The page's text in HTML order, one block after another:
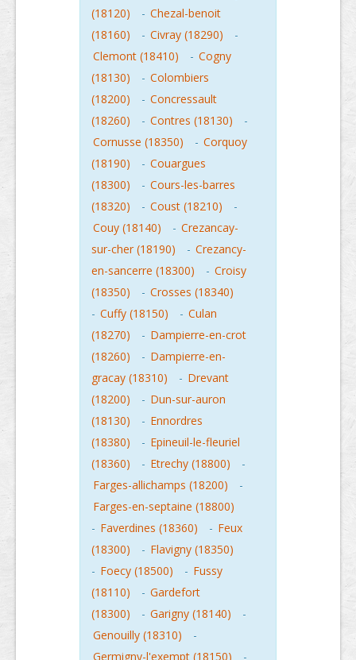
(18120)
- Chezal-benoit
(18160)
- Civray (18290)
-
Clemont (18410)
- Cogny
(18130)
- Colombiers
(18200)
- Concressault
(18260)
- Contres (18130)
-
Cornusse (18350)
- Corquoy
(18190)
- Couargues
(18300)
- Cours-les-barres
(18320)
- Coust (18210)
-
Couy (18140)
- Crezancay-
sur-cher (18190)
- Crezancy-
en-sancerre (18300)
- Croisy
(18350)
- Crosses (18340)
- Cuffy (18150) - Culan
(18270)
- Dampierre-en-crot
(18260)
- Dampierre-en-
gracay (18310)
- Drevant
(18200)
- Dun-sur-auron
(18130)
- Ennordres
(18380)
- Epineuil-le-fleuriel
(18360)
- Etrechy (18800)
-
Farges-allichamps (18200)
-
Farges-en-septaine (18800)
- Faverdines (18360) - Feux
(18300)
- Flavigny (18350)
- Foecy (18500) - Fussy
(18110)
- Gardefort
(18300)
- Garigny (18140)
-
Genouilly (18310)
-
Germigny-l'exempt (18150)
-